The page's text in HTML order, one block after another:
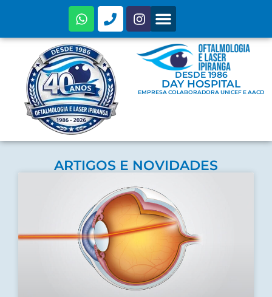
DESDE 1986
DAY HOSPITAL
EMPRESA COLABORADORA UNICEF E AACD
ARTIGOS E NOVIDADES